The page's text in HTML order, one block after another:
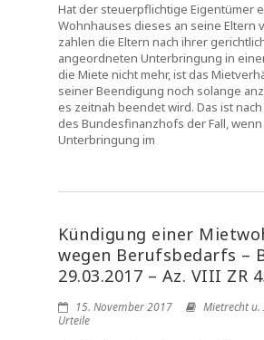
Hat der steuerpflichtige Eigentümer
Wohnhauses dieses an seine Eltern
zahlen die Eltern nach ihrer
angeordneten Unterbringung in
die Miete nicht mehr, ist das
seiner Beendigung noch solange
es zeitnah beendet wird. Das ist
des Bundesfinanzhofs der Fall,
Unterbringung im
Kündigung einer
wegen Berufsbedarfs –
29.03.2017 – Az. VIII ZR
15. November 2017
Mietrecht
Urteile